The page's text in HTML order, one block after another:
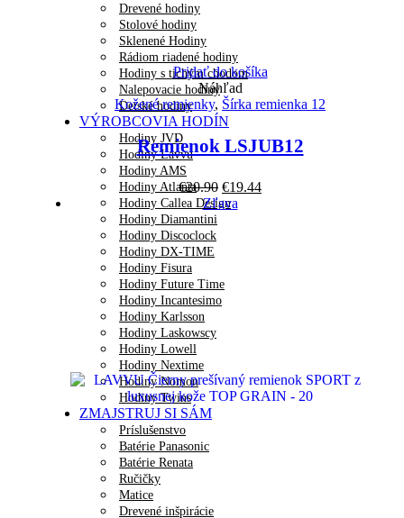
Drevené hodiny
Stolové hodiny
Sklenené Hodiny
Rádiom riadené hodiny
Hodiny s tichým chodom
Nalepovacie hodiny
Detské hodiny
VÝROBCOVIA HODÍN
Hodiny JVD
Hodiny Lavvu
Hodiny AMS
Hodiny Atlanta
Hodiny Callea Design
Hodiny Diamantini
Hodiny Discoclock
Hodiny DX-TIME
Hodiny Fisura
Hodiny Future Time
Hodiny Incantesimo
Hodiny Karlsson
Hodiny Laskowscy
Hodiny Lowell
Hodiny Nextime
Hodiny Nomon
Hodiny Twins
ZMAJSTRUJ SI SÁM
Príslušenstvo
Batérie Panasonic
Batérie Renata
Ručičky
Matice
Drevené inšpirácie
Pridať do košíka
Náhľad
Kožené remienky, Šírka remienka 12
Remienok LSJUB12
€20.90 Pôvodná
cena
€19.44Aktuálna
Zľava